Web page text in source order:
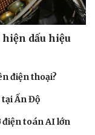
dấu hiệu
điện thoại?
Ấn Độ
điện toán AI lớn